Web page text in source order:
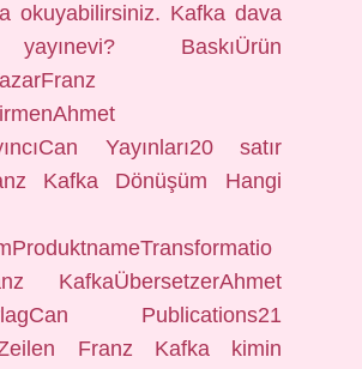
okuyabilirsiniz. Kafka dava
BaskıÜrün
Yayınları20 satır
Kafka Dönüşüm Hangi
KafkaÜbersetzerAhmet
Publications21
Franz Kafka kimin